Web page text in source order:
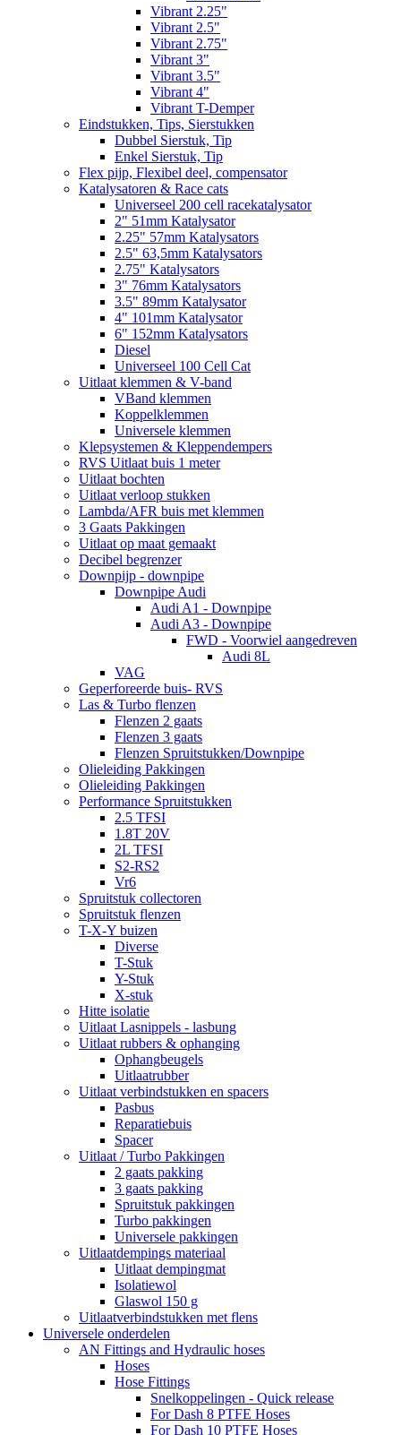
Vibrant 2.25"
Vibrant 2.5"
Vibrant 2.75"
Vibrant 3"
Vibrant 3.5"
Vibrant 4"
Vibrant T-Demper
Eindstukken, Tips, Sierstukken
Dubbel Sierstuk, Tip
Enkel Sierstuk, Tip
Flex pijp, Flexibel deel, compensator
Katalysatoren & Race cats
Universeel 200 cell racekatalysator
2" 51mm Katalysator
2.25" 57mm Katalysators
2.5" 63,5mm Katalysators
2.75" Katalysators
3" 76mm Katalysators
3.5" 89mm Katalysator
4" 101mm Katalysator
6" 152mm Katalysators
Diesel
Universeel 100 Cell Cat
Uitlaat klemmen & V-band
VBand klemmen
Koppelklemmen
Universele klemmen
Klepsystemen & Kleppendempers
RVS Uitlaat buis 1 meter
Uitlaat bochten
Uitlaat verloop stukken
Lambda/AFR buis met klemmen
3 Gaats Pakkingen
Uitlaat op maat gemaakt
Decibel begrenzer
Downpijp - downpipe
Downpipe Audi
Audi A1 - Downpipe
Audi A3 - Downpipe
FWD - Voorwiel aangedreven
Audi 8L
VAG
Geperforeerde buis- RVS
Las & Turbo flenzen
Flenzen 2 gaats
Flenzen 3 gaats
Flenzen Spruitstukken/Downpipe
Olieleiding Pakkingen
Olieleiding Pakkingen
Performance Spruitstukken
2.5 TFSI
1.8T 20V
2L TFSI
S2-RS2
Vr6
Spruitstuk collectoren
Spruitstuk flenzen
T-X-Y buizen
Diverse
T-Stuk
Y-Stuk
X-stuk
Hitte isolatie
Uitlaat Lasnippels - lasbung
Uitlaat rubbers & ophanging
Ophangbeugels
Uitlaatrubber
Uitlaat verbindstukken en spacers
Pasbus
Reparatiebuis
Spacer
Uitlaat / Turbo Pakkingen
2 gaats pakking
3 gaats pakking
Spruitstuk pakkingen
Turbo pakkingen
Universele pakkingen
Uitlaatdempings materiaal
Uitlaat dempingmat
Isolatiewol
Glaswol 150 g
Uitlaatverbindstukken met flens
Universele onderdelen
AN Fittings and Hydraulic hoses
Hoses
Hose Fittings
Snelkoppelingen - Quick release
For Dash 8 PTFE Hoses
For Dash 10 PTFE Hoses